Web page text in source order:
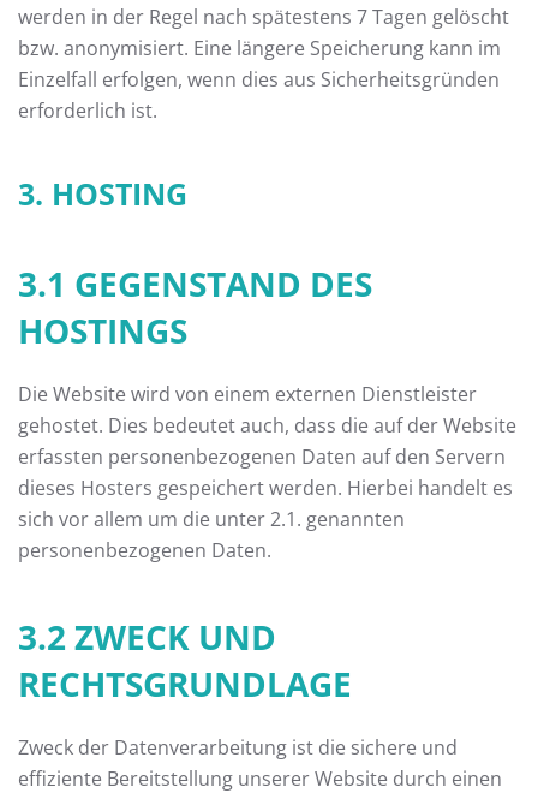
werden in der Regel nach spätestens 7 Tagen gelöscht
bzw. anonymisiert. Eine längere Speicherung kann im
Einzelfall erfolgen, wenn dies aus Sicherheitsgründen
erforderlich ist.
3. HOSTING
3.1 GEGENSTAND DES
HOSTINGS
Die Website wird von einem externen Dienstleister
gehostet. Dies bedeutet auch, dass die auf der Website
erfassten personenbezogenen Daten auf den Servern
dieses Hosters gespeichert werden. Hierbei handelt es
sich vor allem um die unter 2.1. genannten
personenbezogenen Daten.
3.2 ZWECK UND
RECHTSGRUNDLAGE
Zweck der Datenverarbeitung ist die sichere und
effiziente Bereitstellung unserer Website durch einen